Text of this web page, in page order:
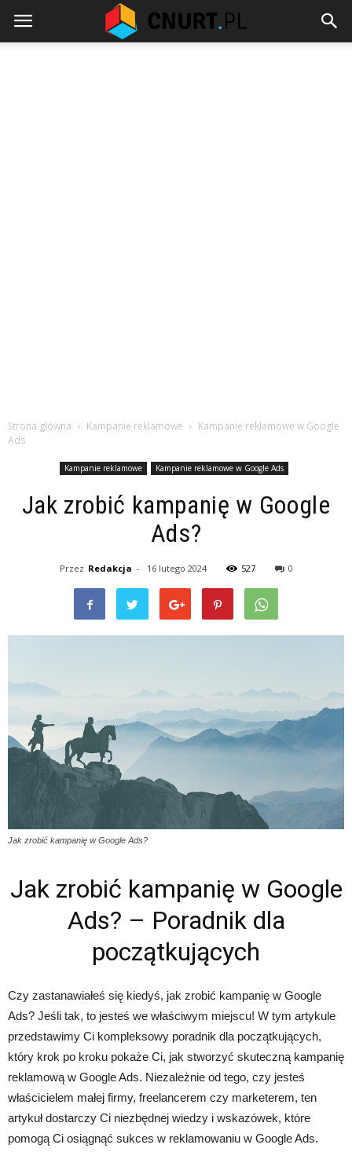
Strona główna Kampanie reklamowe
Kampanie reklamowe w Google
Ads
Kampanie reklamowe Kampanie reklamowe w Google Ads
Jak zrobić kampanię w Google
Ads?
Przez Redakcja - 16 lutego 2024 527 0
Jak zrobić kampanię w Google Ads?
Jak zrobić kampanię w Google
Ads? – Poradnik dla
początkujących
Czy zastanawiałeś się kiedyś, jak zrobić kampanię w Google
Ads? Jeśli tak, to jesteś we właściwym miejscu! W tym artykule
przedstawimy Ci kompleksowy poradnik dla początkujących,
który krok po kroku pokaże Ci, jak stworzyć skuteczną kampanię
reklamową w Google Ads. Niezależnie od tego, czy jesteś
właścicielem małej firmy, freelancerem czy marketerem, ten
artykuł dostarczy Ci niezbędnej wiedzy i wskazówek, które
pomogą Ci osiągnąć sukces w reklamowaniu w Google Ads.